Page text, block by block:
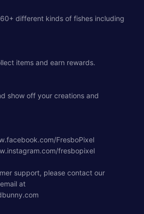
different kinds of fishes including
items and earn rewards.
show off your creations and
FresboPixel
fresbopixel
support, please contact our
at